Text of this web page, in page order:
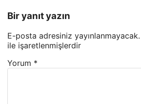
Bir yanıt yazın
E-posta adresiniz yayınlanmayacak.
ile işaretlenmişlerdir
Yorum *